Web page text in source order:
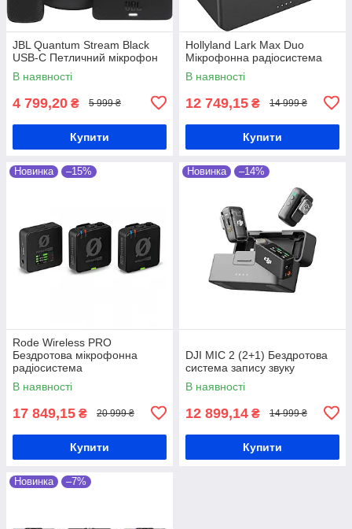
JBL Quantum Stream Black
USB-C Петличний мікрофон
В наявності
4 799,20 ₴ 5 999 ₴
Купити
Hollyland Lark Max Duo
Мікрофонна радіосистема
В наявності
12 749,15 ₴ 14 999 ₴
Купити
Новинка –15%
Rode Wireless PRO
Бездротова мікрофонна
радіосистема
В наявності
17 849,15 ₴ 20 999 ₴
Купити
Новинка –14%
DJI MIC 2 (2+1) Бездротова
система запису звуку
В наявності
12 899,14 ₴ 14 999 ₴
Купити
Новинка –7%